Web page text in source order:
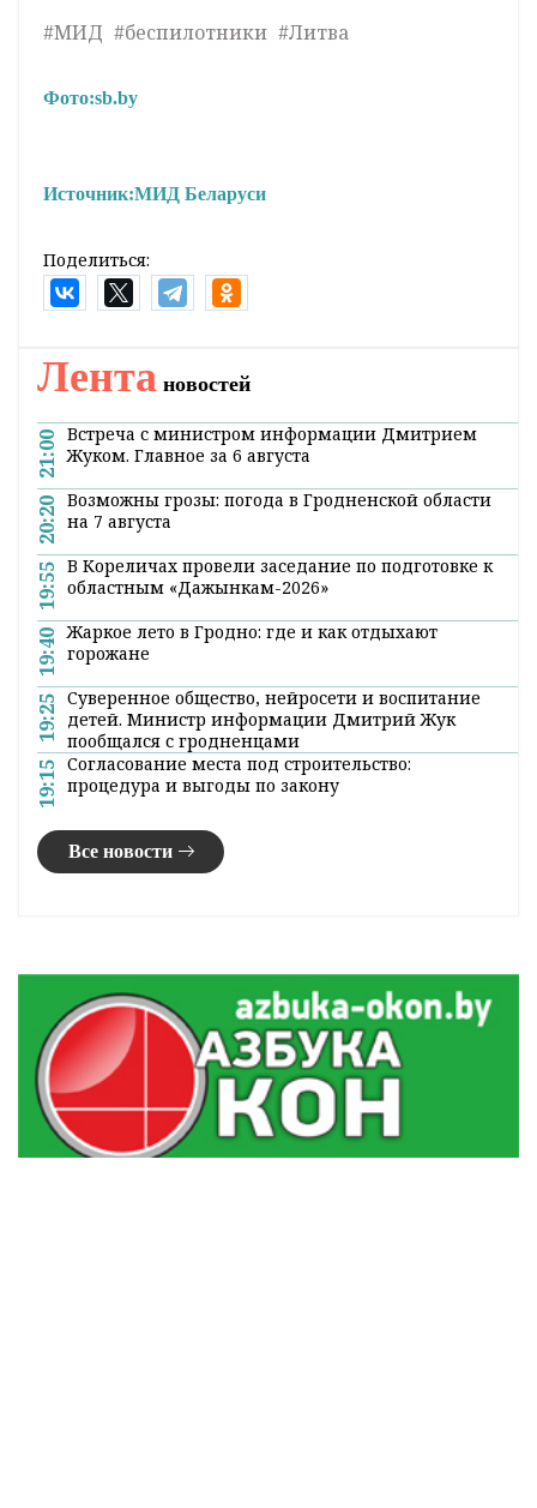
#МИД #беспилотники #Литва
Фото:sb.by
Источник:МИД Беларуси
Поделиться:
Лента новостей
21:00 Встреча с министром информации Дмитрием
Жуком. Главное за 6 августа
20:20 Возможны грозы: погода в Гродненской области
на 7 августа
19:55 В Кореличах провели заседание по подготовке к
областным «Дажынкам-2026»
19:40 Жаркое лето в Гродно: где и как отдыхают
горожане
19:25 Суверенное общество, нейросети и воспитание
детей. Министр информации Дмитрий Жук
пообщался с гродненцами
19:15 Согласование места под строительство:
процедура и выгоды по закону
Все новости